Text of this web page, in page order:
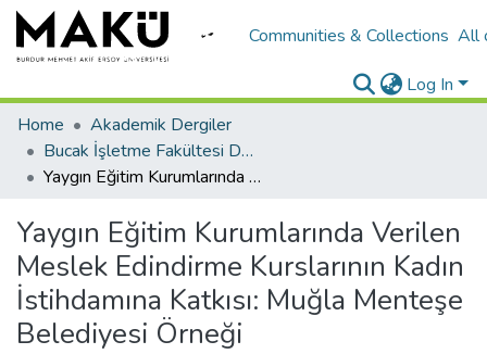
Communities & Collections All
Log In
Home
Akademik Dergiler
Bucak İşletme Fakültesi Dergisi
Yaygın Eğitim Kurumlarında Verilen Meslek Edindirme Kurslarının Kadın İstihdamına Katkısı: Muğla Menteşe Belediyesi Örneği
Yaygın Eğitim Kurumlarında Verilen
Meslek Edindirme Kurslarının Kadın
İstihdamına Katkısı: Muğla Menteşe
Belediyesi Örneği